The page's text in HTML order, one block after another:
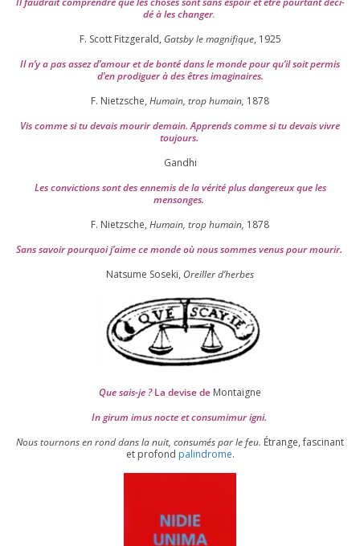
dé à les chan­ger.
F. Scott Fitzgerald, Gatsby le magni­fique, 1925
Il n’y a pas assez d’a­mour et de bon­té dans le monde pour qu’il soit per­mis
d’en pro­di­guer à des êtres imaginaires.
F. Nietzsche, Humain, trop humain, 1878
Vis comme si tu devais mou­rir demain. Apprends comme si tu devais vivre
toujours.
Gandhi
Les convic­tions sont des enne­mis de la véri­té plus dan­ge­reux que les
mensonges.
F. Nietzsche, Humain, trop humain, 1878
Sans savoir pour­quoi j’aime ce monde où nous sommes venus pour mourir.
Natsume Soseki, Oreiller d’herbes
Que sais-je ?La devise de Montaigne
In girum imus nocte et consu­mi­mur igni.
Nous tour­nons en rond dans la nuit, consu­més par le feu. Étrange, fas­ci­nant
et pro­fond palin­drome.